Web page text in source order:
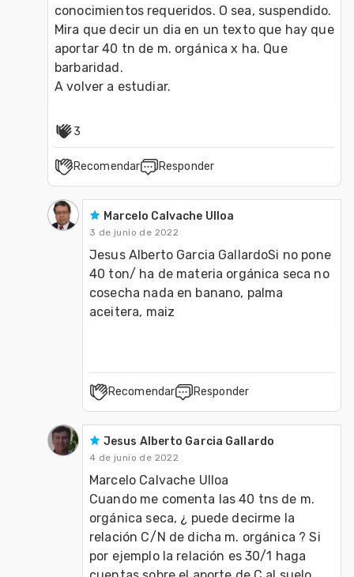
conocimientos requeridos. O sea, suspendido.
Mira que decir un dia en un texto que hay que
aportar 40 tn de m. orgánica x ha. Que
barbaridad.
3
Recomendar Responder
Marcelo Calvache Ulloa
3 de junio de 2022
Jesus Alberto Garcia GallardoSi no pone
40 ton/ ha de materia orgánica seca no
cosecha nada en banano, palma
aceitera, maiz
Recomendar Responder
Jesus Alberto Garcia Gallardo
4 de junio de 2022
Marcelo Calvache Ulloa
Cuando me comenta las 40 tns de m.
orgánica seca, ¿ puede decirme la
relación C/N de dicha m. orgánica ? Si
por ejemplo la relación es 30/1 haga